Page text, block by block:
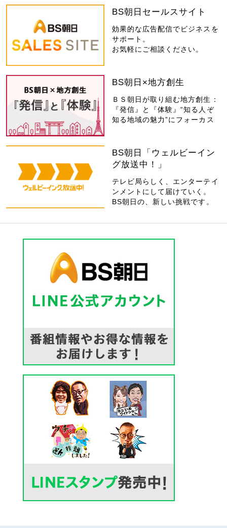
BS朝日セールスサイト
効果的な広告配信でビジネスを
サポート。
お気軽にご相談ください。
BS朝日×地方創生
ＢＳ朝日が取り組む地方創生：
『発信』と『体験』“知る人ぞ
知る地域の魅力”にフォーカス
BS朝日「ウェルビーイン
グ放送中！」
テレビ局らしく、エンターテイ
ンメントにして届けていく。
BS朝日の、新しい挑戦です。